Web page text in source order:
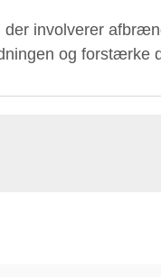
involverer
og forstærke